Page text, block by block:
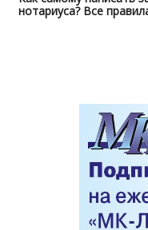
нотариуса? Все